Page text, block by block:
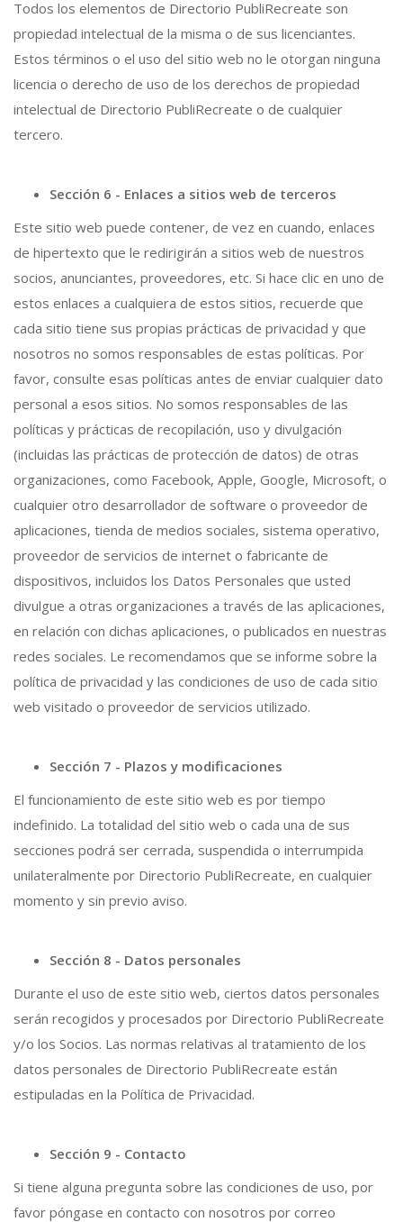
Todos los elementos de Directorio PubliRecreate son
propiedad intelectual de la misma o de sus licenciantes.
Estos términos o el uso del sitio web no le otorgan ninguna
licencia o derecho de uso de los derechos de propiedad
intelectual de Directorio PubliRecreate o de cualquier
tercero.
Sección 6 - Enlaces a sitios web de terceros
Este sitio web puede contener, de vez en cuando, enlaces
de hipertexto que le redirigirán a sitios web de nuestros
socios, anunciantes, proveedores, etc. Si hace clic en uno de
estos enlaces a cualquiera de estos sitios, recuerde que
cada sitio tiene sus propias prácticas de privacidad y que
nosotros no somos responsables de estas políticas. Por
favor, consulte esas políticas antes de enviar cualquier dato
personal a esos sitios. No somos responsables de las
políticas y prácticas de recopilación, uso y divulgación
(incluidas las prácticas de protección de datos) de otras
organizaciones, como Facebook, Apple, Google, Microsoft, o
cualquier otro desarrollador de software o proveedor de
aplicaciones, tienda de medios sociales, sistema operativo,
proveedor de servicios de internet o fabricante de
dispositivos, incluidos los Datos Personales que usted
divulgue a otras organizaciones a través de las aplicaciones,
en relación con dichas aplicaciones, o publicados en nuestras
redes sociales. Le recomendamos que se informe sobre la
política de privacidad y las condiciones de uso de cada sitio
web visitado o proveedor de servicios utilizado.
Sección 7 - Plazos y modificaciones
El funcionamiento de este sitio web es por tiempo
indefinido. La totalidad del sitio web o cada una de sus
secciones podrá ser cerrada, suspendida o interrumpida
unilateralmente por Directorio PubliRecreate, en cualquier
momento y sin previo aviso.
Sección 8 - Datos personales
Durante el uso de este sitio web, ciertos datos personales
serán recogidos y procesados por Directorio PubliRecreate
y/o los Socios. Las normas relativas al tratamiento de los
datos personales de Directorio PubliRecreate están
estipuladas en la Política de Privacidad.
Sección 9 - Contacto
Si tiene alguna pregunta sobre las condiciones de uso, por
favor póngase en contacto con nosotros por correo